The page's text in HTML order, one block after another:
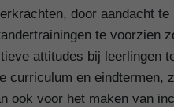
door aandacht te
te voorzien
attitudes bij leerlingen
curriculum en eindtermen,
ook voor het maken van